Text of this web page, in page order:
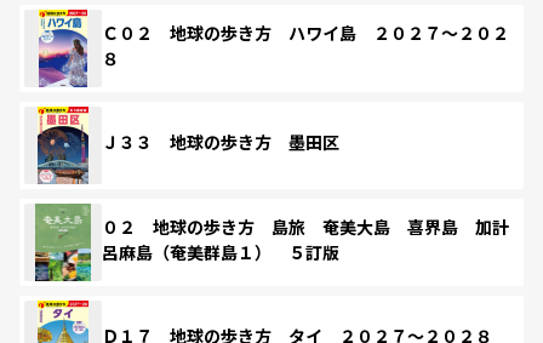
Ｃ０２ 地球の歩き方 ハワイ島 ２０２７～２０２
８
Ｊ３３ 地球の歩き方 墨田区
０２ 地球の歩き方 島旅 奄美大島 喜界島 加計
呂麻島（奄美群島１） ５訂版
Ｄ１７ 地球の歩き方 タイ ２０２７～２０２８